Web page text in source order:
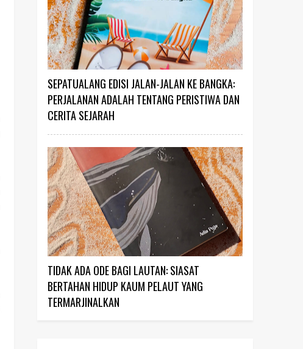
SEPATUALANG EDISI JALAN-JALAN KE BANGKA:
PERJALANAN ADALAH TENTANG PERISTIWA DAN
CERITA SEJARAH
TIDAK ADA ODE BAGI LAUTAN: SIASAT
BERTAHAN HIDUP KAUM PELAUT YANG
TERMARJINALKAN